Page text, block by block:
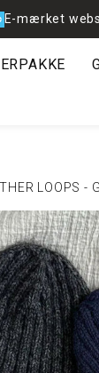
E-mærket
LOOPS